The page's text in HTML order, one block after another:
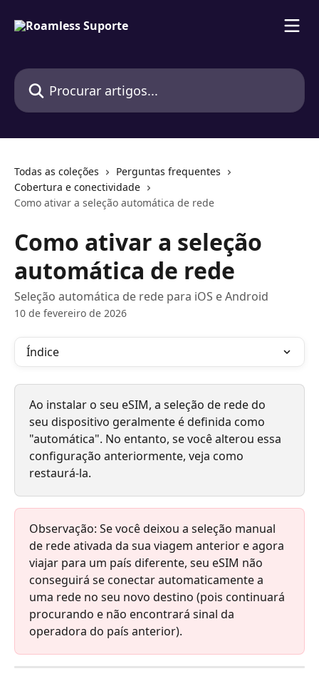
Procurar artigos...
Todas as coleções
Perguntas frequentes
Cobertura e conectividade
Como ativar a seleção automática de rede
Como ativar a seleção
automática de rede
Seleção automática de rede para iOS e Android
10 de fevereiro de 2026
Índice
Ao instalar o seu eSIM, a seleção de rede do
seu dispositivo geralmente é definida como
"automática". No entanto, se você alterou essa
configuração anteriormente, veja como
restaurá-la.
Observação: Se você deixou a seleção manual
de rede ativada da sua viagem anterior e agora
viajar para um país diferente, seu eSIM não
conseguirá se conectar automaticamente a
uma rede no seu novo destino (pois continuará
procurando e não encontrará sinal da
operadora do país anterior).